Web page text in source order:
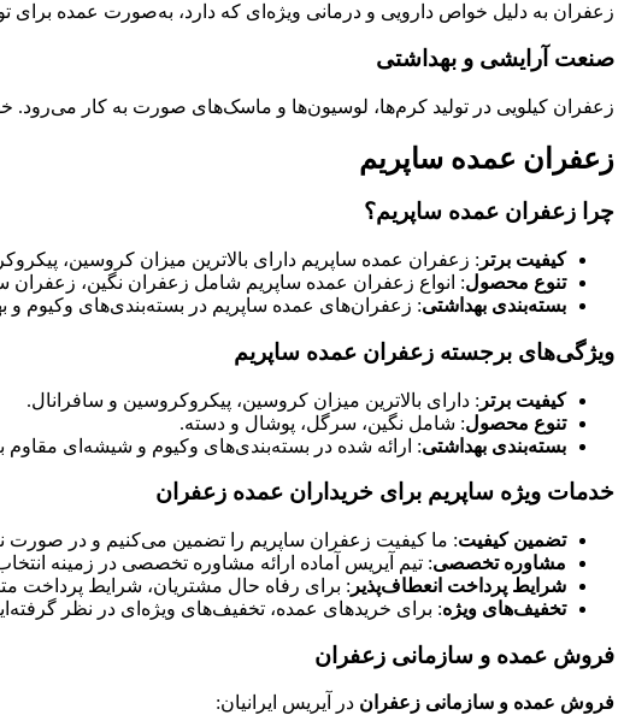
زعفران به دلیل خواص دارویی و درمانی ویژه‌ای که دارد، به‌صورت عمده
صنعت آرایشی و بهداشتی
زعفران کیلویی در تولید کرم‌ها، لوسیون‌ها و ماسک‌های صورت به کار
زعفران عمده ساپریم
چرا زعفران عمده ساپریم؟
کیفیت برتر : زعفران عمده ساپریم دارای بالاترین میزان کروسین،
تنوع محصول: انواع زعفران عمده ساپریم شامل زعفران نگین،
بسته‌بندی بهداشتی: زعفران‌های عمده ساپریم در بسته‌بندی‌های وکیوم و
ویژگی‌های برجسته زعفران عمده ساپریم
کیفیت برتر : دارای بالاترین میزان کروسین، پیکروکروسین و سافرانال.
تنوع محصول: شامل نگین، سرگل، پوشال و دسته.
بسته‌بندی بهداشتی: ارائه شده در بسته‌بندی‌های وکیوم و شیشه‌ای مقاوم
خدمات ویژه ساپریم برای خریداران عمده زعفران
تضمین کیفیت: ما کیفیت زعفران ساپریم را تضمین می‌کنیم و در صورت
مشاوره تخصصی: تیم آیریس آماده ارائه مشاوره تخصصی در زمینه
شرایط پرداخت انعطاف‌پذیر : برای رفاه حال مشتریان، شرایط پرداخت
تخفیف‌های ویژه: برای خریدهای عمده، تخفیف‌های ویژه‌ای در نظر
فروش عمده و سازمانی زعفران
فروش عمده و سازمانی زعفران در آیریس ایرانیان: